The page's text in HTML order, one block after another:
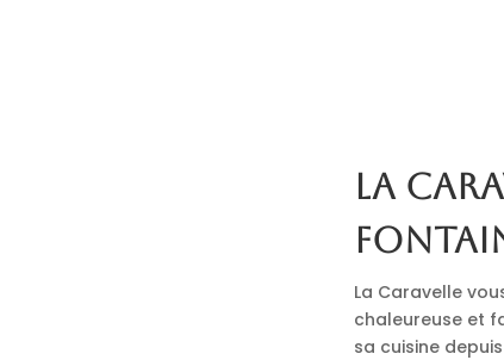
La
La Caravelle
chaleureuse et
sa cuisine